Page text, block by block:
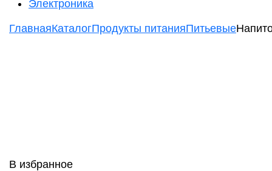
Электроника
ГлавнаяКаталогПродукты питанияПитьевые
В избранное